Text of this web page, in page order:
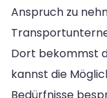
Anspruch zu
Dort bekommst
kannst die
Bedürfnisse